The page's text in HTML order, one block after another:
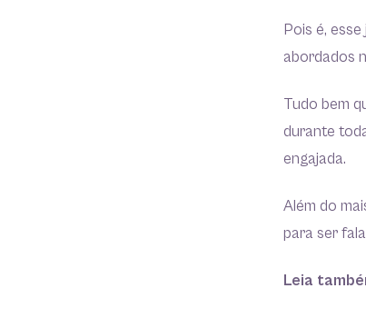
Pois é,
abordados
Tudo bem
durante
engajada.
Além do
para ser
Leia